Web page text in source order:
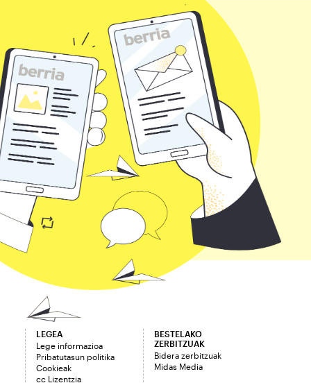
LEGEA
Lege informazioa
Pribatutasun politika
Cookieak
cc Lizentzia
BESTELAKO
ZERBITZUAK
Bidera zerbitzuak
Midas Media